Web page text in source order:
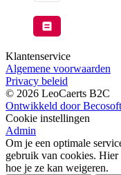
Klantenservice
Algemene voorwaarden
Privacy beleid
© 2026 LeoCaerts B2C
Ontwikkeld door Becosoft
Cookie instellingen
Admin
Om je een optimale
gebruik van cookies.
hoe je ze kan weigeren.